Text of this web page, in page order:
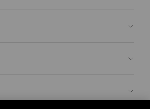
ップを備え、自在なスタイリングが可能です。
を両立したレディースクロスボディバッグ。ジ
ルエットが、あらゆるスタイリングに洗練さを
ラフトマンシップとカスタム メタルパーツに